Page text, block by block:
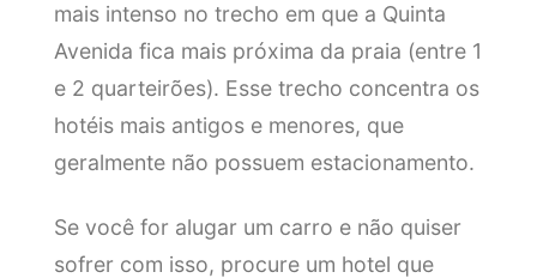
mais intenso no trecho em que a Quinta
Avenida fica mais próxima da praia (entre 1
e 2 quarteirões). Esse trecho concentra os
hotéis mais antigos e menores, que
geralmente não possuem estacionamento.
Se você for alugar um carro e não quiser
sofrer com isso, procure um hotel que